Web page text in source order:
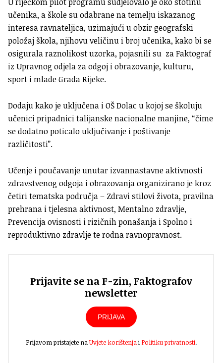
učenika, a škole su odabrane na temelju iskazanog
interesa ravnateljica, uzimajući u obzir geografski
položaj škola, njihovu veličinu i broj učenika, kako bi se
osigurala raznolikost uzorka, pojasnili su za Faktograf
iz Upravnog odjela za odgoj i obrazovanje, kulturu,
sport i mlade Grada Rijeke.
Dodaju kako je uključena i OŠ Dolac u kojoj se školuju
učenici pripadnici talijanske nacionalne manjine, “čime
se dodatno poticalo uključivanje i poštivanje
različitosti”.
Učenje i poučavanje unutar izvannastavne aktivnosti
zdravstvenog odgoja i obrazovanja organizirano je kroz
četiri tematska područja – Zdravi stilovi života, pravilna
prehrana i tjelesna aktivnost, Mentalno zdravlje,
Prevencija ovisnosti i rizičnih ponašanja i Spolno i
reproduktivno zdravlje te rodna ravnopravnost.
Prijavite se na F-zin, Faktografov
newsletter
PRIJAVA
Prijavom pristajete naUvjete korištenjai Politiku privatnosti.